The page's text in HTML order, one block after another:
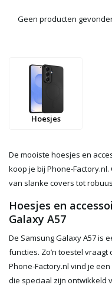
Geen producten
Hoesjes
De mooiste hoesjes en
koop je bij Phone-
van slanke covers tot
Hoesjes en
Galaxy A57
De Samsung Galaxy A57 is
functies. Zo’n toestel
Phone-Factory.nl vind je
die speciaal zijn ontwikkeld